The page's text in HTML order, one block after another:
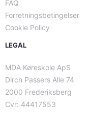
FAQ
Forretningsbetingelser
Cookie Policy
LEGAL
MDA Køreskole ApS
Dirch Passers Alle 74
2000 Frederiksberg
Cvr: 44417553